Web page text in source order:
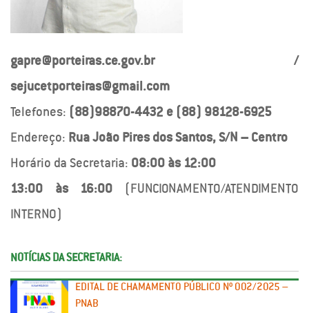
gapre@porteiras.ce.gov.br /
sejucetporteiras@gmail.com
Telefones: (88)98870-4432 e (88) 98128-6925
Endereço: Rua João Pires dos Santos, S/N – Centro
Horário da Secretaria: 08:00 às 12:00
13:00 às 16:00 (FUNCIONAMENTO/ATENDIMENTO
INTERNO)
NOTÍCIAS DA SECRETARIA:
EDITAL DE CHAMAMENTO PÚBLICO Nº 002/2025 –
PNAB